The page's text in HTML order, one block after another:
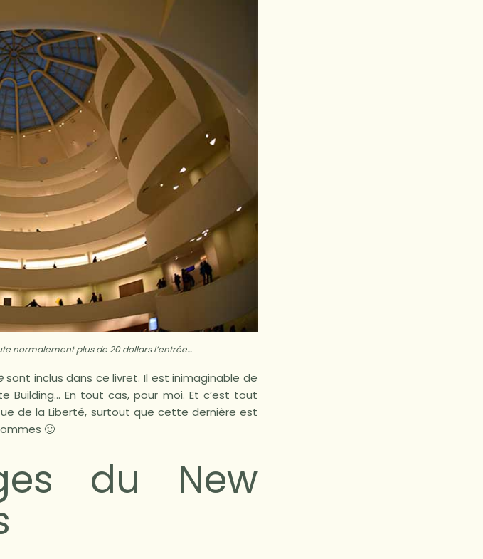
normalement plus de 20 dollars l’entrée…
sont inclus dans ce livret. Il est inimaginable de
Building… En tout cas, pour moi. Et c’est tout
de la Liberté, surtout que cette dernière est
🙂
du New